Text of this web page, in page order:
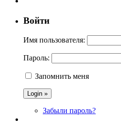
Войти
Имя пользователя:
Пароль:
Запомнить меня
Забыли пароль?